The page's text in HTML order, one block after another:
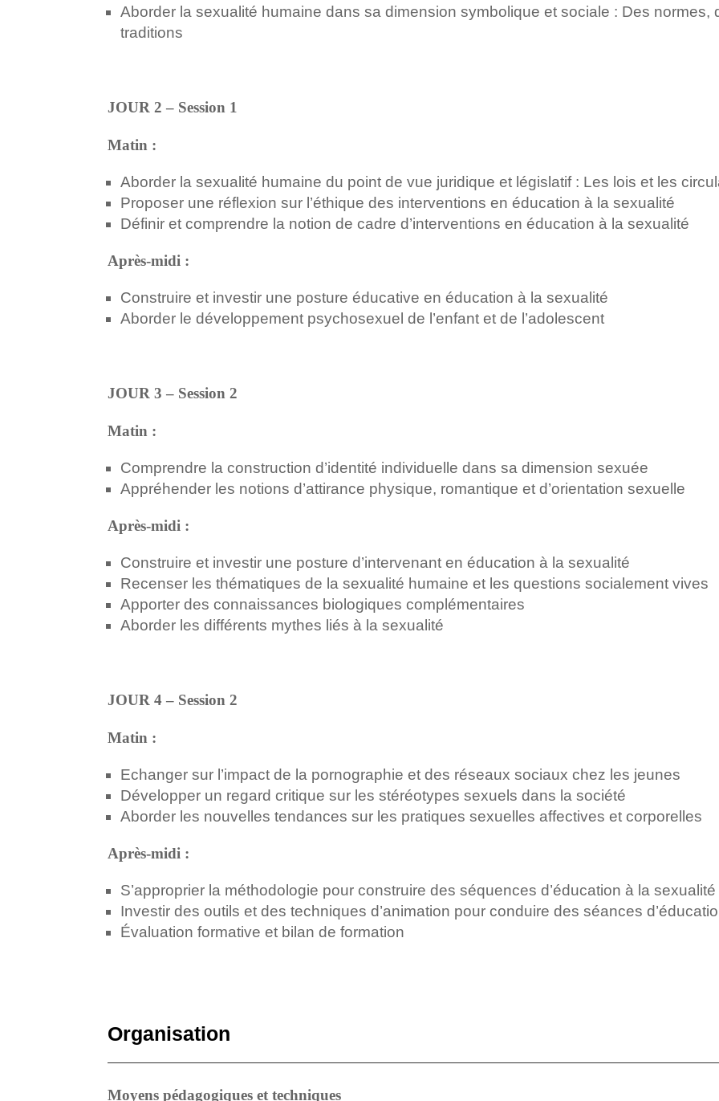
Aborder la sexualité humaine dans sa dimension symbolique et sociale : Des normes,
traditions
JOUR 2 – Session 1
Matin :
Aborder la sexualité humaine du point de vue juridique et législatif : Les lois et les
Proposer une réflexion sur l’éthique des interventions en éducation à la sexualité
Définir et comprendre la notion de cadre d’interventions en éducation à la sexualité
Après-midi :
Construire et investir une posture éducative en éducation à la sexualité
Aborder le développement psychosexuel de l’enfant et de l’adolescent
JOUR 3 – Session 2
Matin :
Comprendre la construction d’identité individuelle dans sa dimension sexuée
Appréhender les notions d’attirance physique, romantique et d’orientation sexuelle
Après-midi :
Construire et investir une posture d’intervenant en éducation à la sexualité
Recenser les thématiques de la sexualité humaine et les questions socialement vives
Apporter des connaissances biologiques complémentaires
Aborder les différents mythes liés à la sexualité
JOUR 4 – Session 2
Matin :
Echanger sur l’impact de la pornographie et des réseaux sociaux chez les jeunes
Développer un regard critique sur les stéréotypes sexuels dans la société
Aborder les nouvelles tendances sur les pratiques sexuelles affectives et corporelles
Après-midi :
S’approprier la méthodologie pour construire des séquences d’éducation à la sexualité
Investir des outils et des techniques d’animation pour conduire des séances
Évaluation formative et bilan de formation
Organisation
Moyens pédagogiques et techniques